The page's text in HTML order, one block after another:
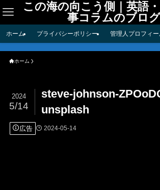
この海の向こう側｜英語
事コラムのブロ
ホーム プライバシーポリシー 管理人プロフィ
ホーム
steve-johnson-
unsplash
2024
5/14
広告 2024-05-14